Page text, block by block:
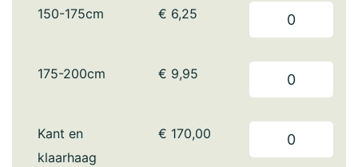
150-175cm € 6,25
175-200cm € 9,95
Kant en
klaarhaag
€ 170,00